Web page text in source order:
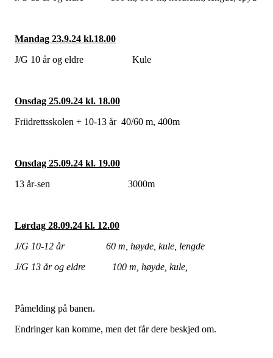
Mandag 23.9.24 kl.18.00
J/G 10 år og eldre Kule
Onsdag 25.09.24 kl. 18.00
Friidrettsskolen + 10-13 år 40/60 m, 400m
Onsdag 25.09.24 kl. 19.00
13 år-sen 3000m
Lørdag 28.09.24 kl. 12.00
J/G 10-12 år 60 m, høyde, kule, lengde
J/G 13 år og eldre 100 m, høyde, kule,
Påmelding på banen.
Endringer kan komme, men det får dere beskjed om.